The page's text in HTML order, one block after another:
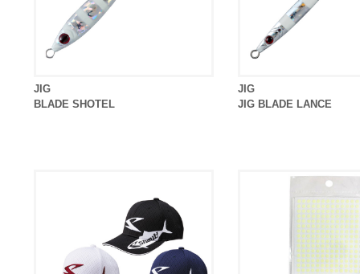
JIG
BLADE SHOTEL
JIG
JIG BLADE LANCE